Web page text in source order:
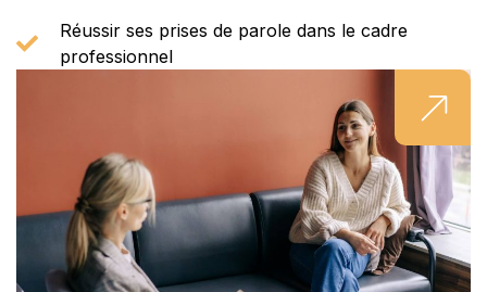
Réussir ses prises de parole dans le cadre
professionnel